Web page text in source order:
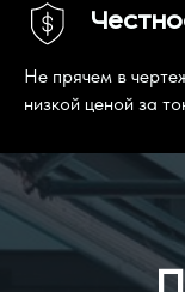
Не прячем в
низкой ценой за